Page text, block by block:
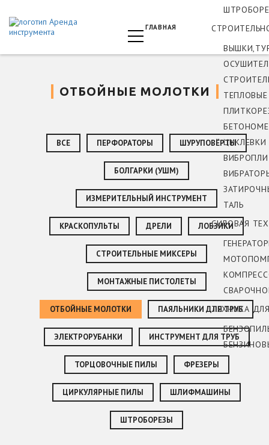
ГЛАВНАЯ
ЦИКЛЕВКИ
ТАЛЬ
СИЛОВАЯ
ТЕХНИКА
ОТБОЙНЫЕ МОЛОТКИ
ВСЕ ПЕРФОРАТОРЫ ШУРУПОВЁРТЫ
БОЛГАРКИ (УШМ)
ИЗМЕРИТЕЛЬНЫЙ ИНСТРУМЕНТ
КРАСКОПУЛЬТЫ ДРЕЛИ ЛОБЗИКИ
СТРОИТЕЛЬНЫЕ МИКСЕРЫ
МОНТАЖНЫЕ ПИСТОЛЕТЫ
ОТБОЙНЫЕ МОЛОТКИ ПАЯЛЬНИКИ ДЛЯ ТРУБ
ЭЛЕКТРОРУБАНКИ ИНСТРУМЕНТ ДЛЯ ТРУБ
ТОРЦОВОЧНЫЕ ПИЛЫ ФРЕЗЕРЫ
ЦИРКУЛЯРНЫЕ ПИЛЫ ШЛИФМАШИНЫ
ШТРОБОРЕЗЫ